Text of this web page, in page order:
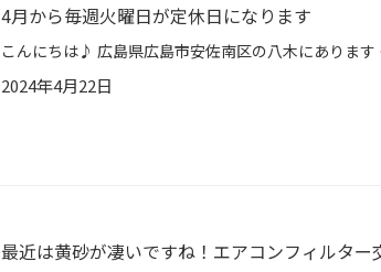
4月から毎週火曜日が定休日になります
2024年4月22日
最近は黄砂が凄いですね！エアコンフィルター